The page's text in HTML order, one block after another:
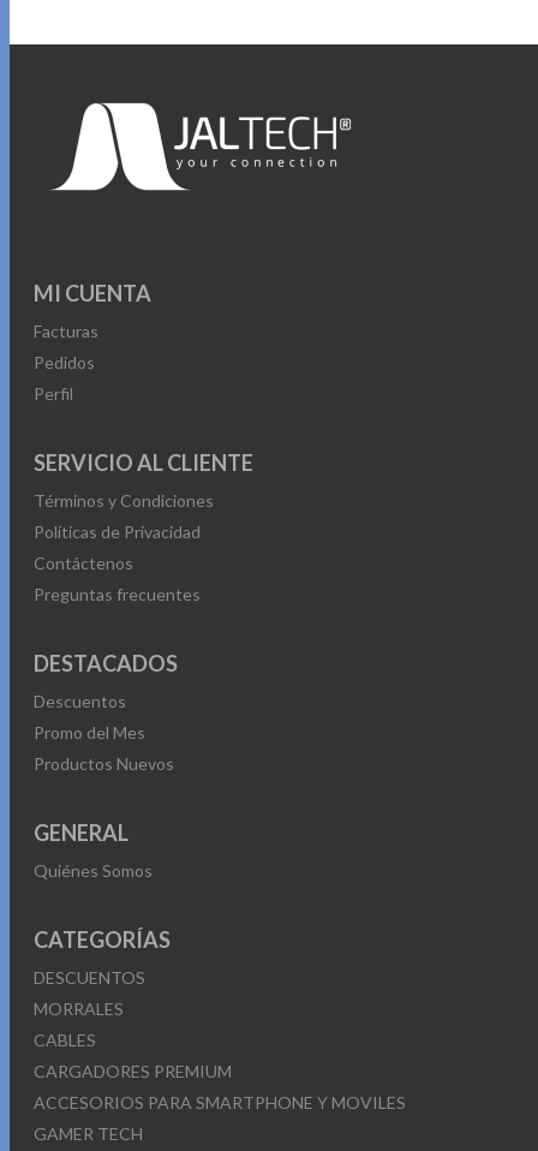
MI CUENTA
Facturas
Pedidos
Perfil
SERVICIO AL CLIENTE
Términos y Condiciones
Políticas de Privacidad
Contáctenos
Preguntas frecuentes
DESTACADOS
Descuentos
Promo del Mes
Productos Nuevos
GENERAL
Quiénes Somos
CATEGORÍAS
DESCUENTOS
MORRALES
CABLES
CARGADORES PREMIUM
ACCESORIOS PARA SMARTPHONE Y MOVILES
GAMER TECH